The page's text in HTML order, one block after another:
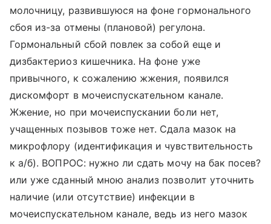
молочницу, развившуюся на фоне гормонального
сбоя из-за отмены (плановой) регулона.
Гормональный сбой повлек за собой еще и
дизбактериоз кишечника. На фоне уже
привычного, к сожалению жжения, появился
дискомфорт в мочеиспускательном канале.
Жжение, но при мочеиспускании боли нет,
учащенных позывов тоже нет. Сдала мазок на
микрофлору (идентификация и чувствительность
к а/б). ВОПРОС: нужно ли сдать мочу на бак посев?
или уже сданный мною анализ позволит уточнить
наличие (или отсутствие) инфекции в
мочеиспускательном канале, ведь из него мазок